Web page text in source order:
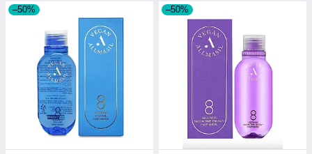
–50% –50%